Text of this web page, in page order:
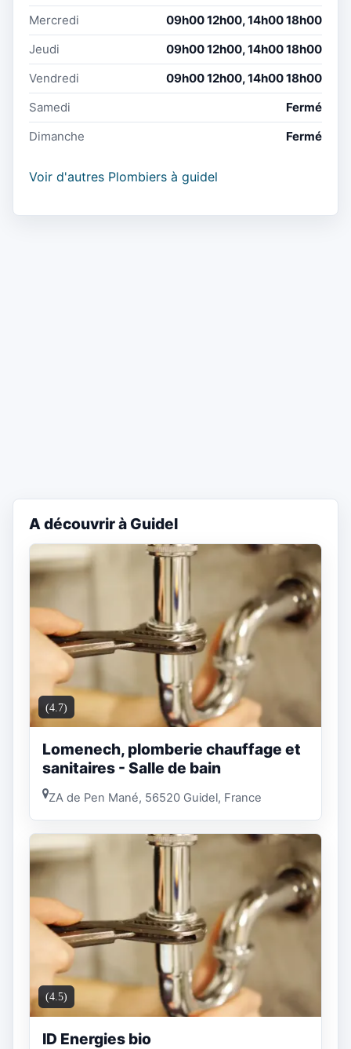
Mercredi
09h00 12h00, 14h00 18h00
Jeudi
09h00 12h00, 14h00 18h00
Vendredi
09h00 12h00, 14h00 18h00
Samedi
Fermé
Dimanche
Fermé
Voir d'autres Plombiers à guidel
A découvrir à Guidel
(4.7)
Lomenech, plomberie chauffage et
sanitaires - Salle de bain
ZA de Pen Mané, 56520 Guidel, France
(4.5)
ID Energies bio